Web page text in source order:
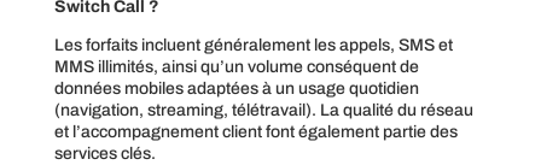
Switch Call ?
Les forfaits incluent généralement les appels, SMS et
MMS illimités, ainsi qu’un volume conséquent de
données mobiles adaptées à un usage quotidien
(navigation, streaming, télétravail). La qualité du réseau
et l’accompagnement client font également partie des
services clés.